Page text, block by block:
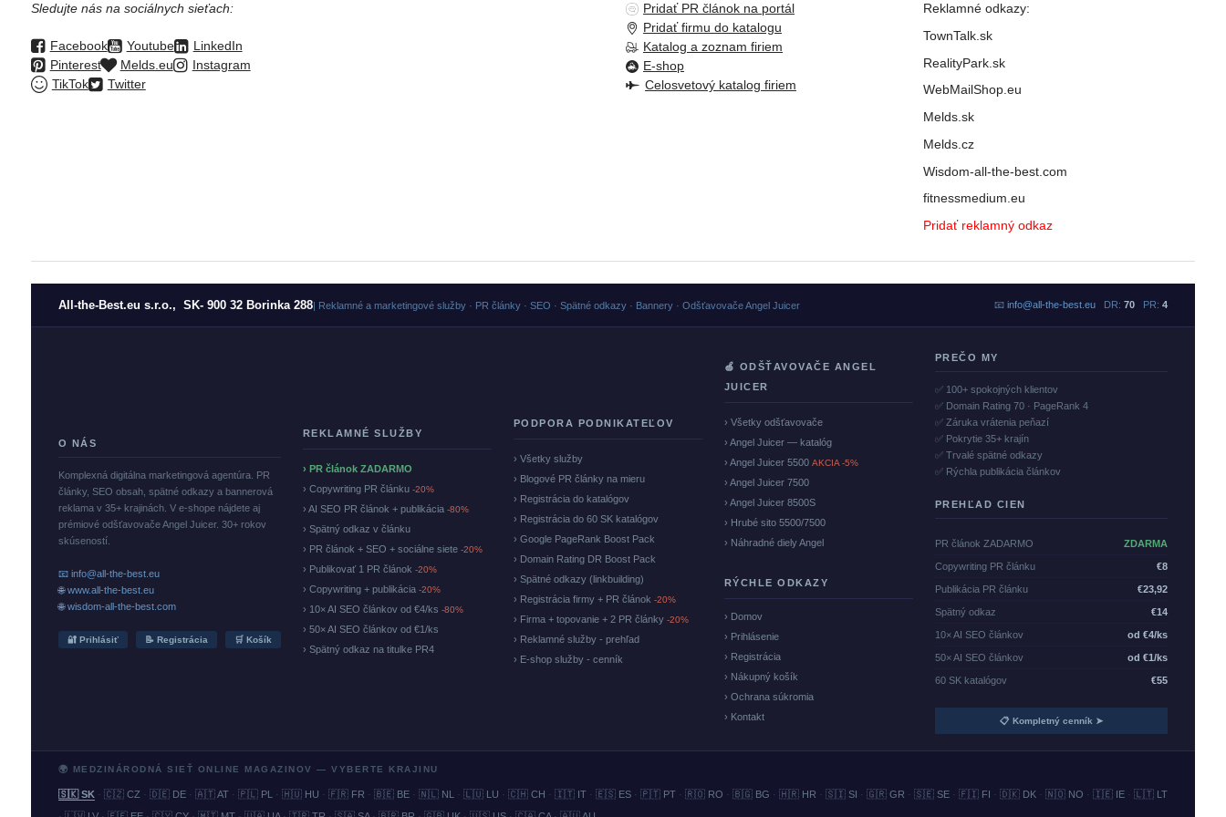
Sledujte nás na sociálnych sieťach:
Facebook Youtube
LinkedIn
Pinterest
Melds.eu
Instagram
TikTok
Twitter
Pridať PR článok na portál
Pridať firmu do katalogu
Katalog a zoznam firiem
E-shop
Celosvetový katalog firiem
Reklamné odkazy:
TownTalk.sk
RealityPark.sk
WebMailShop.eu
Melds.sk
Melds.cz
Wisdom-all-the-best.com
fitnessmedium.eu
Pridať reklamný odkaz
All-the-Best.eu s.r.o., SK- 900 32 Borinka 288| Reklamné a marketingové služby · PR články · SEO · Spätné odkazy · Bannery · Odšťavovače Angel Juicer 📧 info@all-the-best.euDR: 70PR: 4
O NÁS
Komplexná digitálna marketingová agentúra. PR
články, SEO obsah, spätné odkazy a bannerová
reklama v 35+ krajinách. V e-shope nájdete aj
prémiové odšťavovače Angel Juicer. 30+ rokov
skúseností.
📧 info@all-the-best.eu
🌐 www.all-the-best.eu
🌐 wisdom-all-the-best.com
🔐 Prihlásiť 📝 Registrácia 🛒 Košík
REKLAMNÉ SLUŽBY
› PR článok ZADARMO
› Copywriting PR článku -20%
› AI SEO PR článok + publikácia -80%
› Spätný odkaz v článku
› PR článok + SEO + sociálne siete -20%
› Publikovať 1 PR článok -20%
› Copywriting + publikácia -20%
› 10× AI SEO článkov od €4/ks -80%
› 50× AI SEO článkov od €1/ks
› Spätný odkaz na titulke PR4
PODPORA PODNIKATEĽOV
› Všetky služby
› Blogové PR články na mieru
› Registrácia do katalógov
› Registrácia do 60 SK katalógov
› Google PageRank Boost Pack
› Domain Rating DR Boost Pack
› Spätné odkazy (linkbuilding)
› Registrácia firmy + PR článok -20%
› Firma + topovanie + 2 PR články -20%
› Reklamné služby - prehľad
› E-shop služby - cenník
🍏 ODŠŤAVOVAČE ANGEL
JUICER
› Všetky odšťavovače
› Angel Juicer — katalóg
› Angel Juicer 5500 AKCIA -5%
› Angel Juicer 7500
› Angel Juicer 8500S
› Hrubé sito 5500/7500
› Náhradné diely Angel
RÝCHLE ODKAZY
› Domov
› Prihlásenie
› Registrácia
› Nákupný košík
› Ochrana súkromia
› Kontakt
PREČO MY
✅ 100+ spokojných klientov
✅ Domain Rating 70 · PageRank 4
✅ Záruka vrátenia peňazí
✅ Pokrytie 35+ krajín
✅ Trvalé spätné odkazy
✅ Rýchla publikácia článkov
PREHĽAD CIEN
PR článok ZADARMO ZDARMA
Copywriting PR článku €8
Publikácia PR článku €23,92
Spätný odkaz €14
10× AI SEO článkov od €4/ks
50× AI SEO článkov od €1/ks
60 SK katalógov €55
📋 Kompletný cenník ➤
🌍 MEDZINÁRODNÁ SIEŤ ONLINE MAGAZINOV — VYBERTE KRAJINU
🇸🇰 SK · 🇨🇿 CZ · 🇩🇪 DE · 🇦🇹 AT · 🇵🇱 PL · 🇭🇺 HU · 🇫🇷 FR · 🇧🇪 BE · 🇳🇱 NL · 🇱🇺 LU · 🇨🇭 CH · 🇮🇹 IT · 🇪🇸 ES · 🇵🇹 PT · 🇷🇴 RO · 🇧🇬 BG · 🇭🇷 HR · 🇸🇮 SI · 🇬🇷 GR · 🇸🇪 SE · 🇫🇮 FI · 🇩🇰 DK · 🇳🇴 NO · 🇮🇪 IE · 🇱🇹 LT